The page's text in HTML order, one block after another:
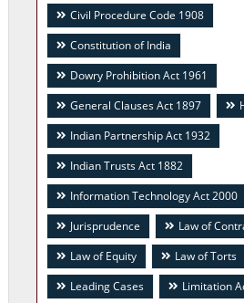
Civil Procedure Code 1908
Constitution of India
Dowry Prohibition Act 1961
General Clauses Act 1897
Indian Partnership Act 1932
Indian Trusts Act 1882
Information Technology Act 2000
Jurisprudence
Law of
Law of Equity
Law of Torts
Leading Cases
Limitation